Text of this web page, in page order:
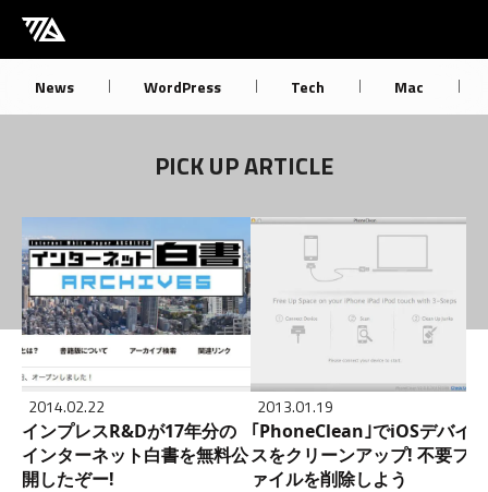
[M] mbdb [モバデビ]
News WordPress Tech Mac
PICK UP ARTICLE
2014.02.22
インプレスR&Dが17年分の
インターネット白書を無料公
開したぞー!
2013.01.19
｢PhoneClean｣でiOSデバイ
スをクリーンアップ! 不要フ
ァイルを削除しよう